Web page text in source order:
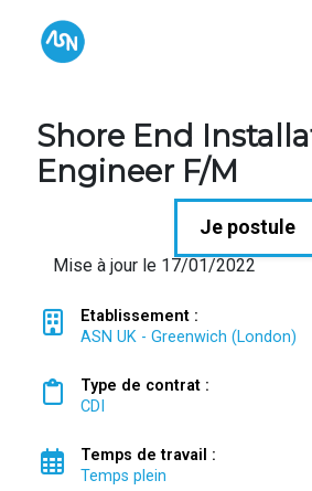
Shore End
Engineer F/M
Je postule
Mise à jour le 17/01/2022
Etablissement :
ASN UK - Greenwich (London)
Type de contrat :
CDI
Temps de travail :
Temps plein